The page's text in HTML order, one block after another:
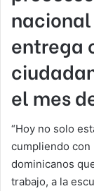
entrega
el mes
“Hoy no solo
cumpliendo con
dominicanos
trabajo, a la